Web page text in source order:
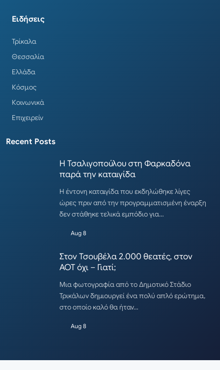
Ειδήσεις
Τρίκαλα
Θεσσαλία
Ελλάδα
Κόσμος
Κοινωνικά
Επιχειρείν
Recent Posts
Η Τσαλιγοπούλου στη Φαρκαδόνα
παρά την καταιγίδα
Η έντονη καταιγίδα που εκδηλώθηκε λίγες
ώρες πριν από την προγραμματισμένη έναρξη
δεν στάθηκε τελικά εμπόδιο για…
Aug 8
Στον Τσουβέλα 2.000 θεατές, στον
ΑΟΤ όχι – Γιατί;
Μια φωτογραφία από το Δημοτικό Στάδιο
Τρικάλων δημιουργεί ένα πολύ απλό ερώτημα,
στο οποίο καλό θα ήταν…
Aug 8